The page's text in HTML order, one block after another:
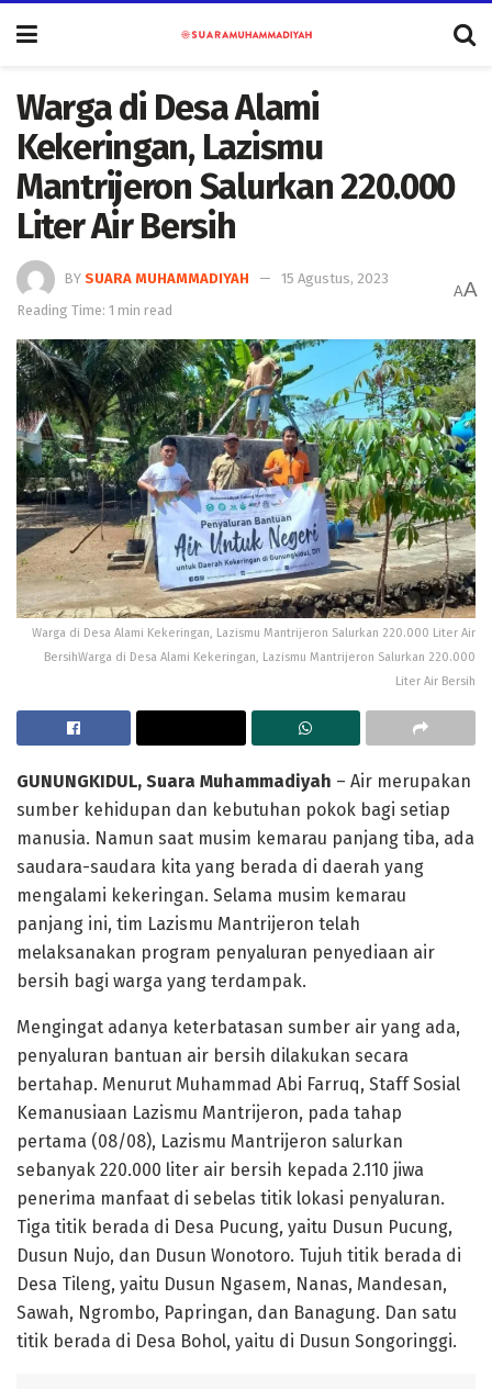
Warga di Desa Alami
Kekeringan, Lazismu
Mantrijeron Salurkan 220.000
Liter Air Bersih
BY SUARA MUHAMMADIYAH
15 Agustus, 2023
Reading Time: 1 min read
AA
Warga di Desa Alami Kekeringan, Lazismu Mantrijeron Salurkan 220.000 Liter Air
BersihWarga di Desa Alami Kekeringan, Lazismu Mantrijeron Salurkan 220.000
Liter Air Bersih
GUNUNGKIDUL, Suara Muhammadiyah – Air merupakan
sumber kehidupan dan kebutuhan pokok bagi setiap
manusia. Namun saat musim kemarau panjang tiba, ada
saudara-saudara kita yang berada di daerah yang
mengalami kekeringan. Selama musim kemarau
panjang ini, tim Lazismu Mantrijeron telah
melaksanakan program penyaluran penyediaan air
bersih bagi warga yang terdampak.
Mengingat adanya keterbatasan sumber air yang ada,
penyaluran bantuan air bersih dilakukan secara
bertahap. Menurut Muhammad Abi Farruq, Staff Sosial
Kemanusiaan Lazismu Mantrijeron, pada tahap
pertama (08/08), Lazismu Mantrijeron salurkan
sebanyak 220.000 liter air bersih kepada 2.110 jiwa
penerima manfaat di sebelas titik lokasi penyaluran.
Tiga titik berada di Desa Pucung, yaitu Dusun Pucung,
Dusun Nujo, dan Dusun Wonotoro. Tujuh titik berada di
Desa Tileng, yaitu Dusun Ngasem, Nanas, Mandesan,
Sawah, Ngrombo, Papringan, dan Banagung. Dan satu
titik berada di Desa Bohol, yaitu di Dusun Songoringgi.